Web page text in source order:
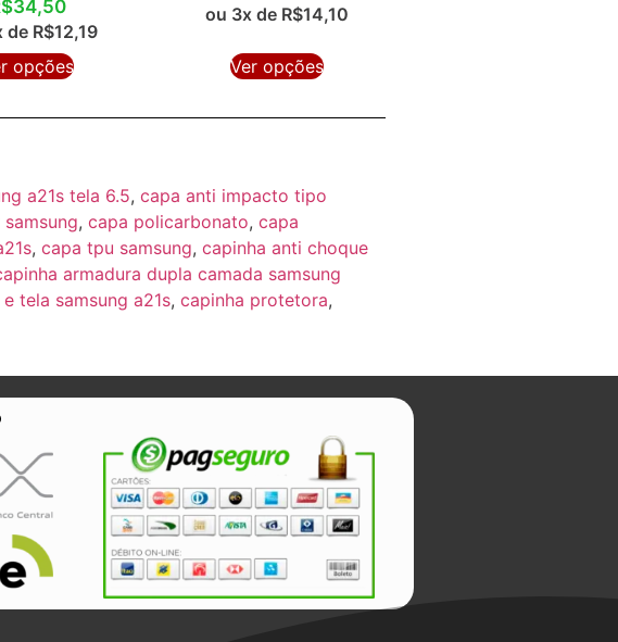
34,50
de R$12,19
opções
ou 3x de R$14,10
Ver opções
a21s tela 6.5, capa anti impacto tipo
, capa policarbonato, capa
, capa tpu samsung, capinha anti choque
armadura dupla camada samsung
tela samsung a21s, capinha protetora,